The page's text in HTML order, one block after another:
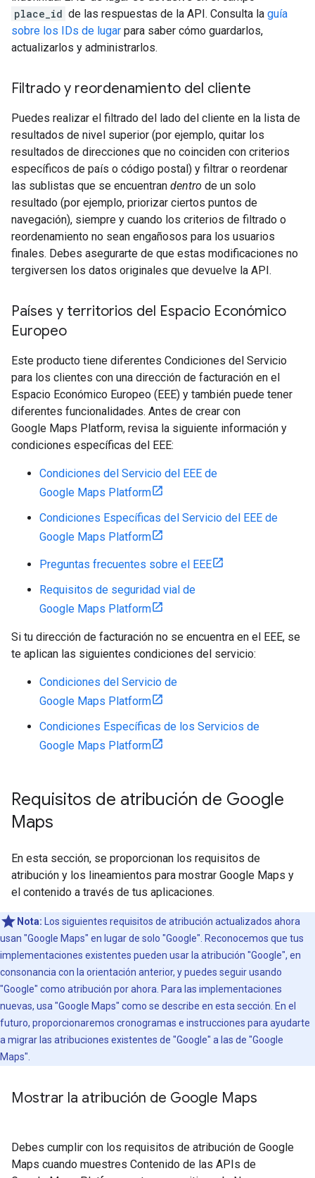
place_id de las respuestas de la API. Consulta la guía
sobre los IDs de lugar para saber cómo guardarlos,
actualizarlos y administrarlos.
Filtrado y reordenamiento del cliente
Puedes realizar el filtrado del lado del cliente en la lista de
resultados de nivel superior (por ejemplo, quitar los
resultados de direcciones que no coinciden con criterios
específicos de país o código postal) y filtrar o reordenar
las sublistas que se encuentran dentro de un solo
resultado (por ejemplo, priorizar ciertos puntos de
navegación), siempre y cuando los criterios de filtrado o
reordenamiento no sean engañosos para los usuarios
finales. Debes asegurarte de que estas modificaciones no
tergiversen los datos originales que devuelve la API.
Países y territorios del Espacio Económico
Europeo
Este producto tiene diferentes Condiciones del Servicio
para los clientes con una dirección de facturación en el
Espacio Económico Europeo (EEE) y también puede tener
diferentes funcionalidades. Antes de crear con
Google Maps Platform, revisa la siguiente información y
condiciones específicas del EEE:
Condiciones del Servicio del EEE de
Google Maps Platform
Condiciones Específicas del Servicio del EEE de
Google Maps Platform
Preguntas frecuentes sobre el EEE
Requisitos de seguridad vial de
Google Maps Platform
Si tu dirección de facturación no se encuentra en el EEE, se
te aplican las siguientes condiciones del servicio:
Condiciones del Servicio de
Google Maps Platform
Condiciones Específicas de los Servicios de
Google Maps Platform
Requisitos de atribución de Google
Maps
En esta sección, se proporcionan los requisitos de
atribución y los lineamientos para mostrar Google Maps y
el contenido a través de tus aplicaciones.
Nota: Los siguientes requisitos de atribución actualizados ahora
usan "Google Maps" en lugar de solo "Google". Reconocemos que tus
implementaciones existentes pueden usar la atribución "Google", en
consonancia con la orientación anterior, y puedes seguir usando
"Google" como atribución por ahora. Para las implementaciones
nuevas, usa "Google Maps" como se describe en esta sección. En el
futuro, proporcionaremos cronogramas e instrucciones para ayudarte
a migrar las atribuciones existentes de "Google" a las de "Google
Maps".
Mostrar la atribución de Google Maps
Debes cumplir con los requisitos de atribución de Google
Maps cuando muestres Contenido de las APIs de